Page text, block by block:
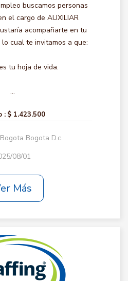
buscamos personas
el cargo de AUXILIAR
acompañarte en tu
cual te invitamos a que:
tu hoja de vida.
...
: $ 1.423.500
Bogota D.c.
08/01
Más